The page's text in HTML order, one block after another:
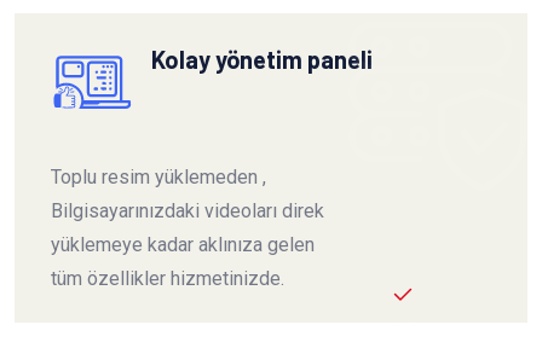
Kolay yönetim paneli
Toplu resim yüklemeden ,
Bilgisayarınızdaki videoları direk
yüklemeye kadar aklınıza gelen
tüm özellikler hizmetinizde.